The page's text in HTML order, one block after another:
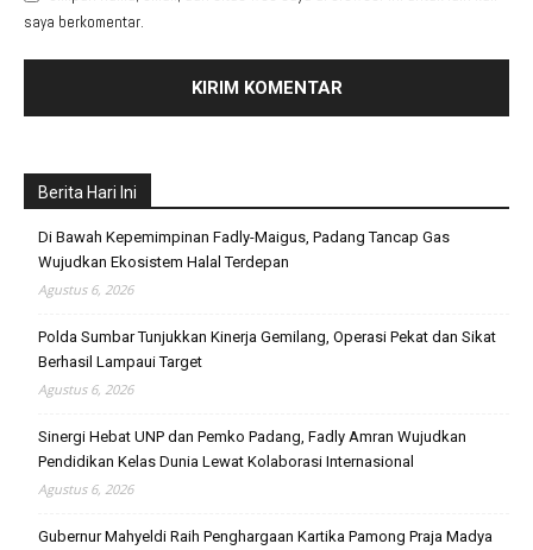
saya berkomentar.
Berita Hari Ini
Di Bawah Kepemimpinan Fadly-Maigus, Padang Tancap Gas
Wujudkan Ekosistem Halal Terdepan
Agustus 6, 2026
Polda Sumbar Tunjukkan Kinerja Gemilang, Operasi Pekat dan Sikat
Berhasil Lampaui Target
Agustus 6, 2026
Sinergi Hebat UNP dan Pemko Padang, Fadly Amran Wujudkan
Pendidikan Kelas Dunia Lewat Kolaborasi Internasional
Agustus 6, 2026
Gubernur Mahyeldi Raih Penghargaan Kartika Pamong Praja Madya